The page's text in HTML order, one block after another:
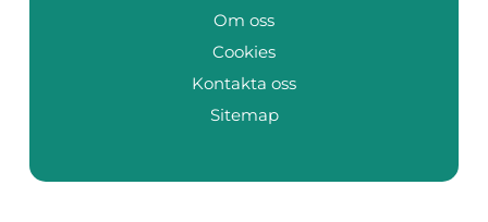
Om oss
Cookies
Kontakta oss
Sitemap